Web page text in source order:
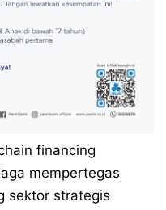
financing
mempertegas
sektor strategis